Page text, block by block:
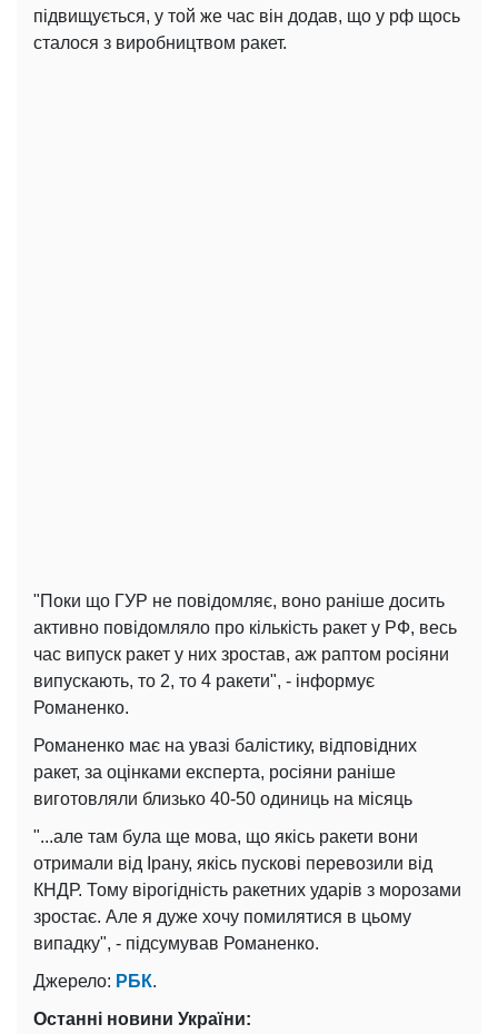
підвищується, у той же час він додав, що у рф щось
сталося з виробництвом ракет.
"Поки що ГУР не повідомляє, воно раніше досить
активно повідомляло про кількість ракет у РФ, весь
час випуск ракет у них зростав, аж раптом росіяни
випускають, то 2, то 4 ракети", - інформує
Романенко.
Романенко має на увазі балістику, відповідних
ракет, за оцінками експерта, росіяни раніше
виготовляли близько 40-50 одиниць на місяць
"...але там була ще мова, що якісь ракети вони
отримали від Ірану, якісь пускові перевозили від
КНДР. Тому вірогідність ракетних ударів з морозами
зростає. Але я дуже хочу помилятися в цьому
випадку", - підсумував Романенко.
Джерело: РБК.
Останні новини України: